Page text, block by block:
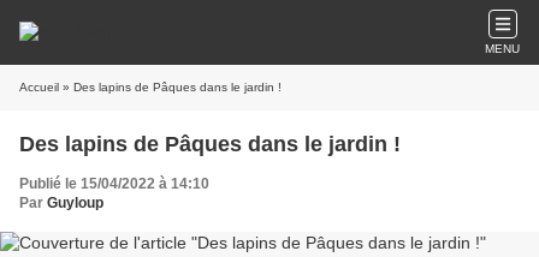
MENU
Accueil » Des lapins de Pâques dans le jardin !
Des lapins de Pâques dans le jardin !
Publié le 15/04/2022 à 14:10
Par Guyloup